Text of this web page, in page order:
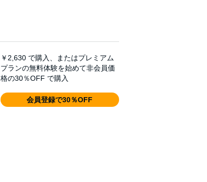
￥2,630 で購入、またはプレミアム
プランの無料体験を始めて非会員価
格の30％OFF で購入
会員登録で30％OFF